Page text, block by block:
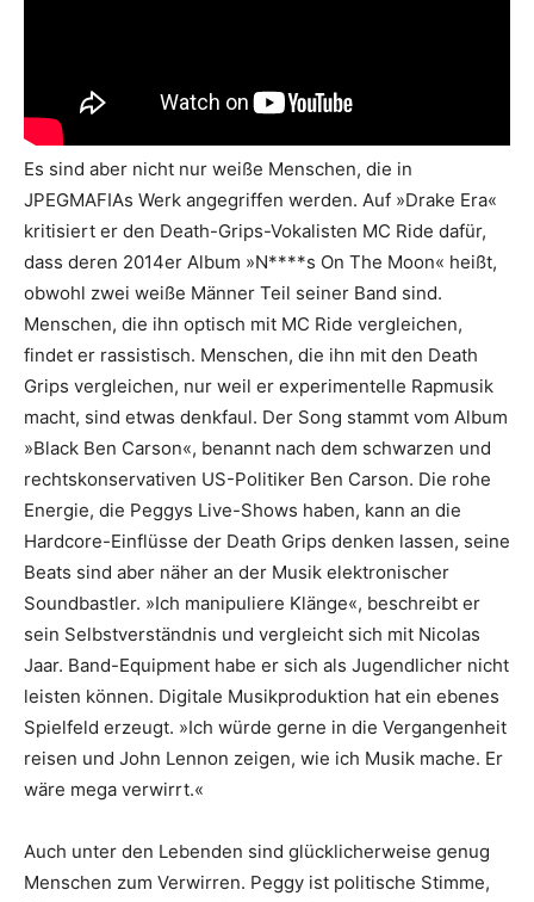
Es sind aber nicht nur weiße Menschen, die in
JPEGMAFIAs Werk angegriffen werden. Auf »Drake Era«
kritisiert er den Death-Grips-Vokalisten MC Ride dafür,
dass deren 2014er Album »N****s On The Moon« heißt,
obwohl zwei weiße Männer Teil seiner Band sind.
Menschen, die ihn optisch mit MC Ride vergleichen,
findet er rassistisch. Menschen, die ihn mit den Death
Grips vergleichen, nur weil er experimentelle Rapmusik
macht, sind etwas denkfaul. Der Song stammt vom Album
»Black Ben Carson«, benannt nach dem schwarzen und
rechtskonservativen US-Politiker Ben Carson. Die rohe
Energie, die Peggys Live-Shows haben, kann an die
Hardcore-Einflüsse der Death Grips denken lassen, seine
Beats sind aber näher an der Musik elektronischer
Soundbastler. »Ich manipuliere Klänge«, beschreibt er
sein Selbstverständnis und vergleicht sich mit Nicolas
Jaar. Band-Equipment habe er sich als Jugendlicher nicht
leisten können. Digitale Musikproduktion hat ein ebenes
Spielfeld erzeugt. »Ich würde gerne in die Vergangenheit
reisen und John Lennon zeigen, wie ich Musik mache. Er
wäre mega verwirrt.«
Auch unter den Lebenden sind glücklicherweise genug
Menschen zum Verwirren. Peggy ist politische Stimme,